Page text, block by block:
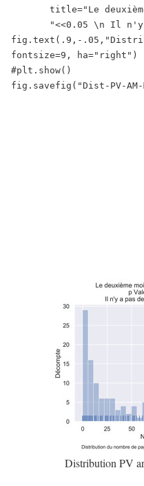
title="Le
"<<0.05 \n Il
fig.text(.9,-
fontsize=9, ha="right")
#plt.show()
Distribution PV